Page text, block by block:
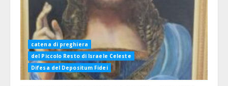
catena di preghiera
del Piccolo Resto di Israele Celeste
Difesa del Depositum Fidei